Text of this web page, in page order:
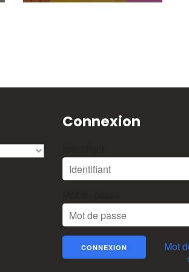
Connexion
Mot